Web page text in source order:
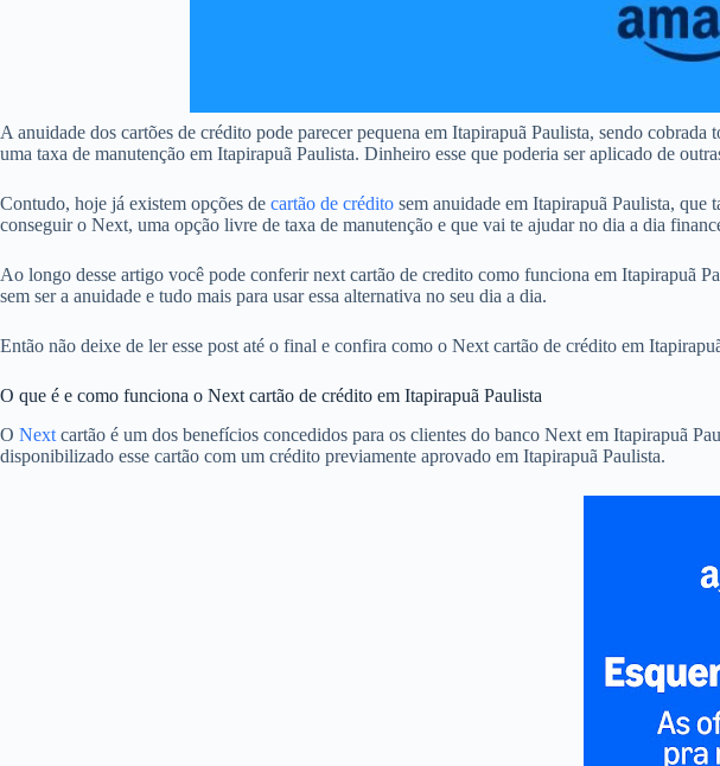
A anuidade dos cartões de crédito pode parecer pequena em Itapirapuã Paulista, sendo
uma taxa de manutenção em Itapirapuã Paulista. Dinheiro esse que poderia ser aplicado de
Contudo, hoje já existem opções de cartão de crédito sem anuidade em Itapirapuã Paulista, que
conseguir o Next, uma opção livre de taxa de manutenção e que vai te ajudar no dia a dia
Ao longo desse artigo você pode conferir next cartão de credito como funciona em Itapirapuã
sem ser a anuidade e tudo mais para usar essa alternativa no seu dia a dia.
Então não deixe de ler esse post até o final e confira como o Next cartão de crédito em
O que é e como funciona o Next cartão de crédito em Itapirapuã Paulista
O Next cartão é um dos benefícios concedidos para os clientes do banco Next em Itapirapuã
disponibilizado esse cartão com um crédito previamente aprovado em Itapirapuã Paulista.